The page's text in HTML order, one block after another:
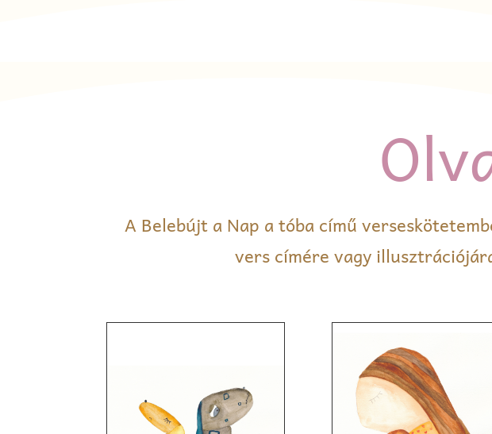
A Belebújt a Nap a tóba című
vers címére vagy